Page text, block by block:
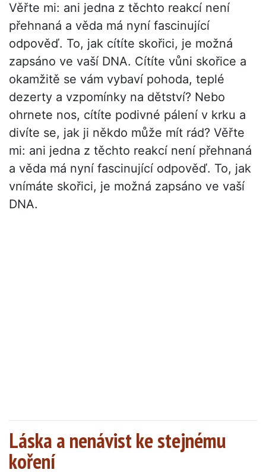
Věřte mi: ani jedna z těchto reakcí není
přehnaná a věda má nyní fascinující
odpověď. To, jak cítíte skořici, je možná
zapsáno ve vaší DNA. Cítíte vůni skořice a
okamžitě se vám vybaví pohoda, teplé
dezerty a vzpomínky na dětství? Nebo
ohrnete nos, cítíte podivné pálení v krku a
divíte se, jak ji někdo může mít rád? Věřte
mi: ani jedna z těchto reakcí není přehnaná
a věda má nyní fascinující odpověď. To, jak
vnímáte skořici, je možná zapsáno ve vaší
DNA.
Láska a nenávist ke stejnému
koření